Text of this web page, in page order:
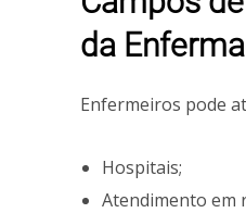
da
Enfermeiros pode
Hospitais;
Atendimento em